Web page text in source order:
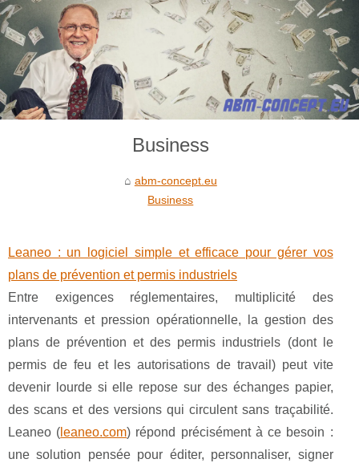
Business
abm-concept.eu
Business
Leaneo : un logiciel simple et efficace pour gérer vos
plans de prévention et permis industriels
Entre exigences réglementaires, multiplicité des
intervenants et pression opérationnelle, la gestion des
plans de prévention et des permis industriels (dont le
permis de feu et les autorisations de travail) peut vite
devenir lourde si elle repose sur des échanges papier,
des scans et des versions qui circulent sans traçabilité.
Leaneo ( leaneo.com) répond précisément à ce besoin :
une solution pensée pour éditer, personnaliser, signer